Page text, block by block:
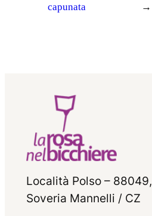
capunata
→
Località Polso – 88049,
Soveria Mannelli / CZ